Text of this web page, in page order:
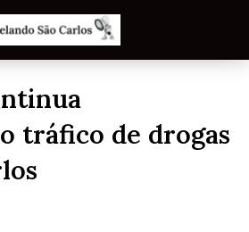
tráfico de drogas